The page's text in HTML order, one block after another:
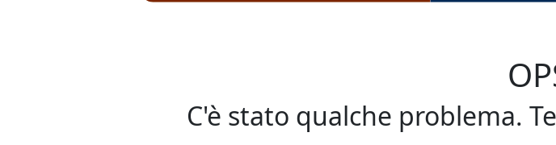
C'è stato qualche problema.